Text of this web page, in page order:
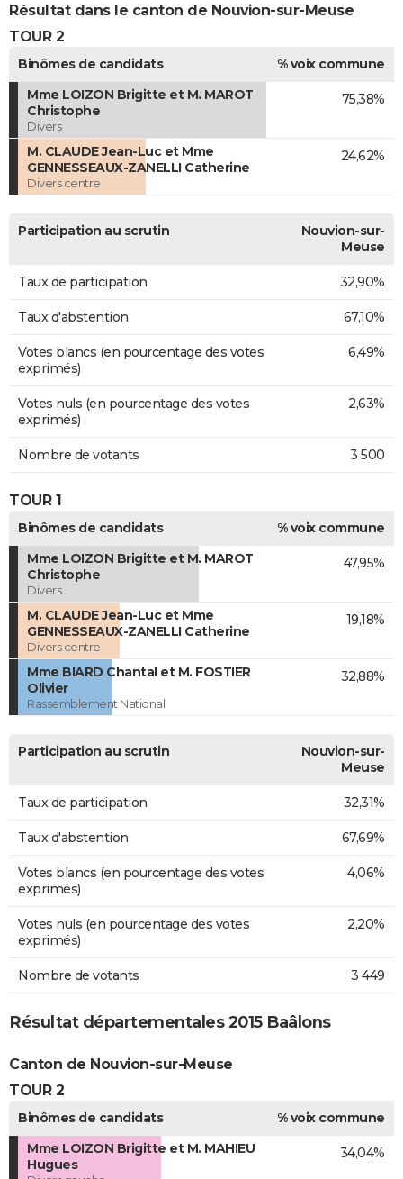
Résultat dans le canton de Nouvion-sur-Meuse
TOUR 2
Binômes de candidats
% voix commune
Mme LOIZON Brigitte et M. MAROT
Christophe
Divers
75,38%
M. CLAUDE Jean-Luc et Mme
GENNESSEAUX-ZANELLI Catherine
Divers centre
24,62%
Participation au scrutin
Nouvion-sur-
Meuse
Taux de participation 32,90%
Taux d'abstention 67,10%
Votes blancs (en pourcentage des votes
exprimés)
6,49%
Votes nuls (en pourcentage des votes
exprimés)
2,63%
Nombre de votants 3 500
TOUR 1
Binômes de candidats
% voix commune
Mme LOIZON Brigitte et M. MAROT
Christophe
Divers
47,95%
M. CLAUDE Jean-Luc et Mme
GENNESSEAUX-ZANELLI Catherine
Divers centre
19,18%
Mme BIARD Chantal et M. FOSTIER
Olivier
Rassemblement National
32,88%
Participation au scrutin
Nouvion-sur-
Meuse
Taux de participation 32,31%
Taux d'abstention 67,69%
Votes blancs (en pourcentage des votes
exprimés)
4,06%
Votes nuls (en pourcentage des votes
exprimés)
2,20%
Nombre de votants 3 449
Résultat départementales 2015 Baâlons
Canton de Nouvion-sur-Meuse
TOUR 2
Binômes de candidats
% voix commune
Mme LOIZON Brigitte et M. MAHIEU
Hugues
34,04%